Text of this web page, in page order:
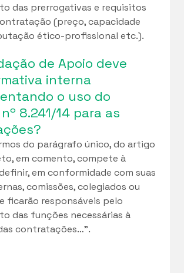
das prerrogativas e requisitos
(preço, capacidade
ético-profissional etc.).
de Apoio deve
interna
o uso do
8.241/14 para as
do parágrafo único, do artigo
em comento, compete à
em conformidade com suas
comissões, colegiados ou
ficarão responsáveis pelo
das funções necessárias à
contratações…”.